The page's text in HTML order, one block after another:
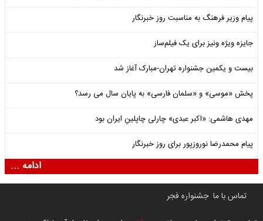
پیام وزیر فرهنگ به مناسبت روز خبرنگار
جایزه ویژه ونیز برای یک فیلم‌ساز
بیست و یکمین جشنواره تهران-مبارک آغاز شد
پخش «موسی» و «سلمان فارسی» به پایان سال می رسد؟
مهدی هاشمی: «اکبر عبدی» چارلی چاپلینِ ایران بود
پیام محمدرضا نوروزپور برای روز خبرنگار
ادامه ...
تماس با ما جشنواره فجر